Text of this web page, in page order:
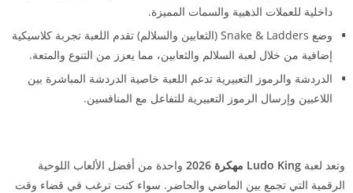
داخلية للعملات الذهبية والسمات المميزة.
وضع Snake & Ladders (الثعابين والسلالم) تقدم اللعبة تجربة كلاسيكية
إضافية من خلال لعبة السلالم والثعابين، مما يعزز من التنوع والمتعة.
الدردشة والرموز التعبيرية تدعم اللعبة خاصية الدردشة المباشرة بين
اللاعبين وإرسال الرموز التعبيرية للتفاعل مع المنافسين.
وتعد لعبة Ludo King مهكرة 2026
واحدة من أفضل الألعاب اللوحية
الرقمية التي تجمع بين الماضي والحاضر. سواء كنت ترغب في قضاء وقت